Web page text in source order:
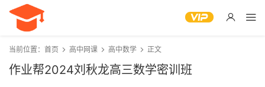
当前位置： 首页 高中网课 高中数学 正文
作业帮2024刘秋龙高三数学密训班